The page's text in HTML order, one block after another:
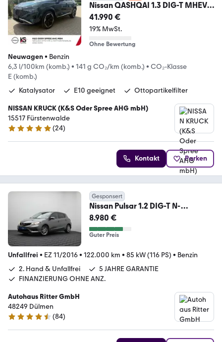
Nissan QASHQAI 1.3 DIG-T MHEV
158 PS Xtronic 4x2 Tekna
41.990 €
19% MwSt.
Ohne Bewertung
Neuwagen• Benzin
6,3 l/100km (komb.) • 141 g CO₂/km (komb.) • CO₂-Klasse
E (komb.)
Katalysator
E10 geeignet Ottopartikelfilter
NISSAN KRUCK (K&S Oder Spree AHG mbH)
15517 Fürstenwalde
4.8 Sterne
(24)
Kontakt Parken
Gesponsert
Nissan Pulsar 1.2 DIG-T N-
Connecta NAVI AHK KAMERA
8.980 €
Guter Preis
Unfallfrei • EZ 11/2016• 122.000 km • 85 kW (116 PS) • Benzin
2. Hand & Unfallfrei
5 JAHRE GARANTIE
FINANZIERUNG OHNE ANZ.
Autohaus Ritter GmbH
48249 Dülmen
4.7 Sterne
(84)